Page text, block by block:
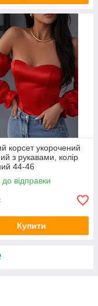
корсет укорочений
з рукавами, колір
44-46
до відправки
Купити